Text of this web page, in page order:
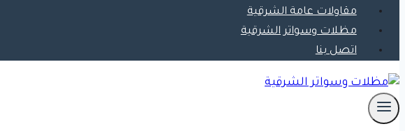
مقاولات عامة الشرقية
مظلات وسواتر الشرقية
اتصل بنا